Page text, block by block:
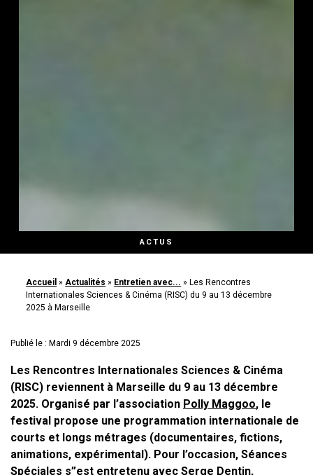
ACTUS
Accueil »Actualités » Entretien avec... » Les Rencontres
Internationales Sciences & Cinéma (RISC) du 9 au 13 décembre
2025 à Marseille
Publié le : Mardi 9 décembre 2025
Les Rencontres Internationales Sciences & Cinéma
(RISC) reviennent à Marseille du 9 au 13 décembre
2025. Organisé par l’association Polly Maggoo, le
festival propose une programmation internationale de
courts et longs métrages (documentaires, fictions,
animations, expérimental). Pour l’occasion, Séances
Spéciales s”est entretenu avec Serge Dentin,